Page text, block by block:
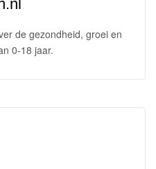
de gezondheid, groei en
0-18 jaar.